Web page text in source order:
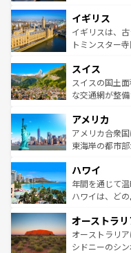
いる。シャン
香り高いラベ
らに、パリ以
れる地方に足
き
を参照してほし
顔を持つこの
ルリンの文化
してライン川
は、お酒好きな人
ドイツ情報は
イギリス
イギリスは、
トミンスター
リアごとに異
ティー、ビー
戦など、本場
ンツ一覧を参照
スイス
スイスの国土
な交通網が整
の建物がその
博物館もあり
ことができる
ば市内交通費無料
着のスイス情
アメリカ
アメリカ合衆
東海岸の都市
のような巨大
ンメントが詰
西部には大自
部のニューオ
文化が魅力。
しみながら、
ハワイ
年間を通じて
ハワイは、ど
ワイ島は見逃
島だが、静か
おすすめ。エ
オーストラ
オーストラリ
シドニーのシ